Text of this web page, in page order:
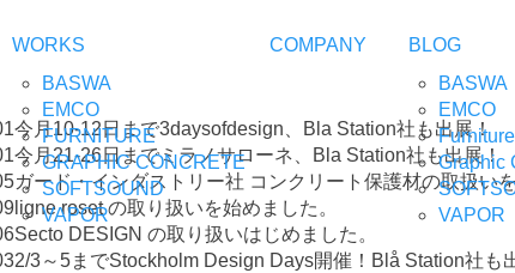
WORKS
BASWA
EMCO
FURNITURE
GRAPHIC CONCRETE
SOFTSOUND
VAPOR
COMPANY
BLOG
BASWA
EMCO
Furniture
Graphic
VAPOR
今月10-12日まで3daysofdesign、Bla Station社も出展！
今月21-26日までミラノサローネ、Bla Station社も出展！
ガード・インダストリー社 コンクリート保護材の取扱い
ligne roset の取り扱いを始めました。
Secto DESIGN の取り扱いはじめました。
2/3～5までStockholm Design Days開催！Blå Station社も